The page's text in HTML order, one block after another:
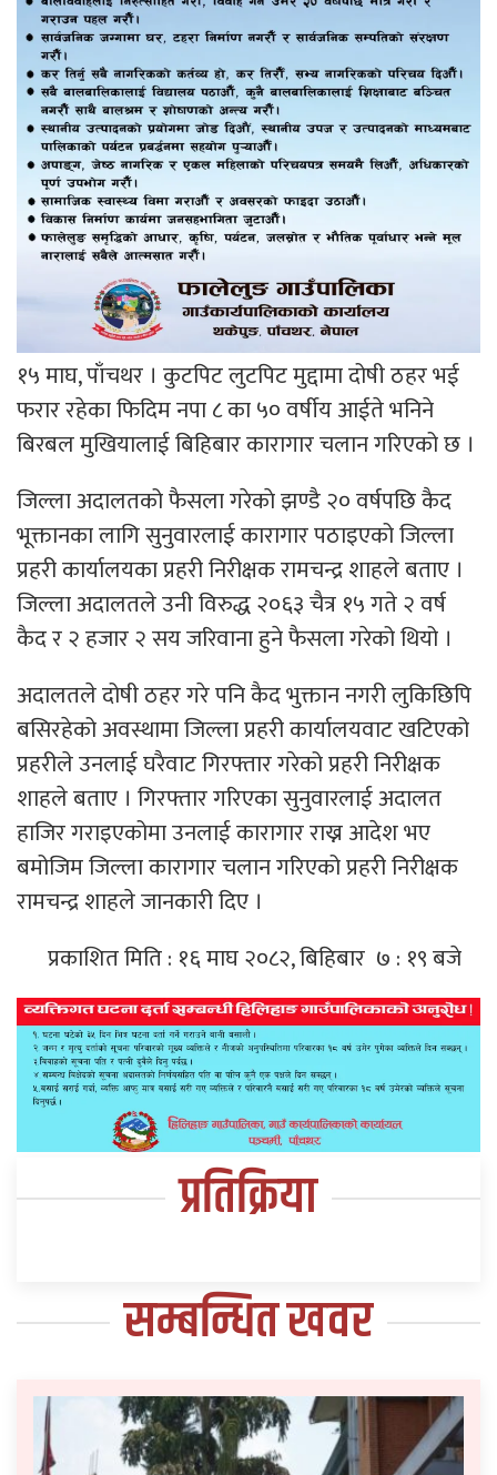
१५ माघ, पाँचथर । कुटपिट लुटपिट मुद्दामा दोषी ठहर भई
फरार रहेका फिदिम नपा ८ का ५० वर्षीय आईते भनिने
बिरबल मुखियालाई बिहिबार कारागार चलान गरिएको छ ।
जिल्ला अदालतको फैसला गरेकाे झण्डै २० वर्षपछि कैद
भूक्तानका लागि सुनुवारलाई कारागार पठाइएको जिल्ला
प्रहरी कार्यालयका प्रहरी निरीक्षक रामचन्द्र शाहले बताए ।
जिल्ला अदालतले उनी विरुद्ध २०६३ चैत्र १५ गते २ वर्ष
कैद र २ हजार २ सय जरिवाना हुने फैसला गरेको थियो ।
अदालतले दोषी ठहर गरे पनि कैद भुक्तान नगरी लुकिछिपि
बसिरहेको अवस्थामा जिल्ला प्रहरी कार्यालयवाट खटिएको
प्रहरीले उनलाई घरैवाट गिरफ्तार गरेको प्रहरी निरीक्षक
शाहले बताए । गिरफ्तार गरिएका सुनुवारलाई अदालत
हाजिर गराइएकोमा उनलाई कारागार राख्न आदेश भए
बमोजिम जिल्ला कारागार चलान गरिएको प्रहरी निरीक्षक
रामचन्द्र शाहले जानकारी दिए ।
प्रकाशित मिति : १६ माघ २०८२, बिहिबार ७ : १९ बजे
प्रतिक्रिया
सम्बन्धित खवर